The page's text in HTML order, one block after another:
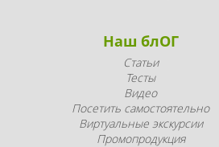
Наш блОГ
Статьи
Тесты
Видео
Посетить самостоятельно
Виртуальные экскурсии
Промопродукция